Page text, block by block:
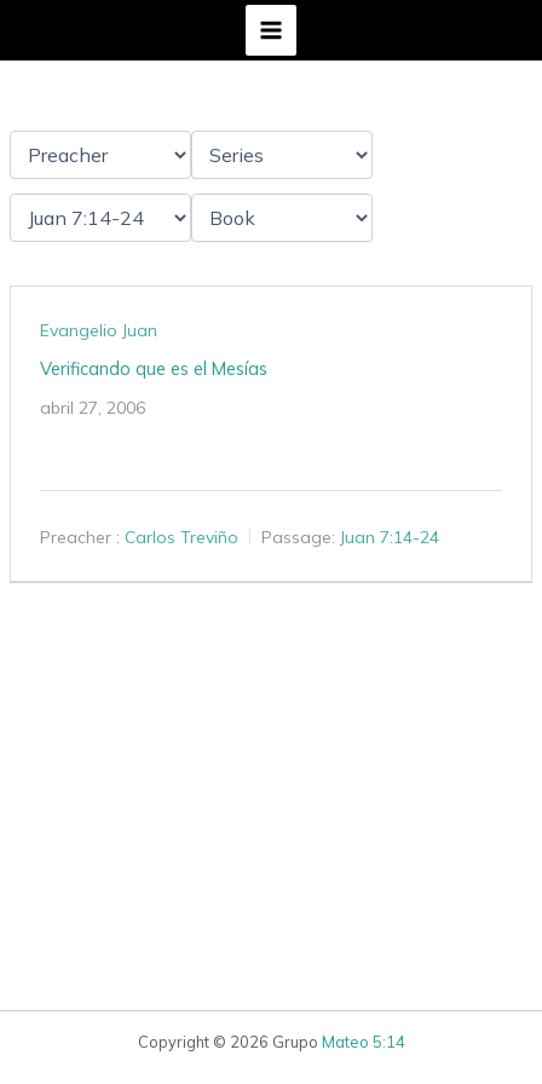
Evangelio Juan
Verificando que es el Mesías
abril 27, 2006
Preacher : Carlos Treviño Passage: Juan 7:14-24
Copyright © 2026 Grupo Mateo 5:14